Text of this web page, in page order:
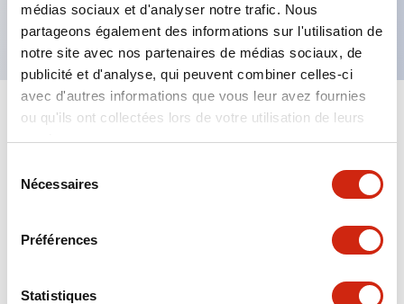
médias sociaux et d'analyser notre trafic. Nous
partageons également des informations sur l'utilisation de
notre site avec nos partenaires de médias sociaux, de
publicité et d'analyse, qui peuvent combiner celles-ci
avec d'autres informations que vous leur avez fournies
ou qu'ils ont collectées lors de votre utilisation de leurs
services.
Nécessaires
Préférences
Statistiques
socle DIN ou socle de montage sur panneau
Spécifications Tout développer